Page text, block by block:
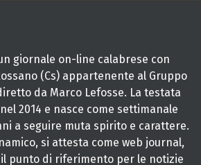
giornale on-line calabrese con
(Cs) appartenente al Gruppo
da Marco Lefosse. La testata
2014 e nasce come settimanale
a seguire muta spirito e carattere.
si attesta come web journal,
punto di riferimento per le notizie